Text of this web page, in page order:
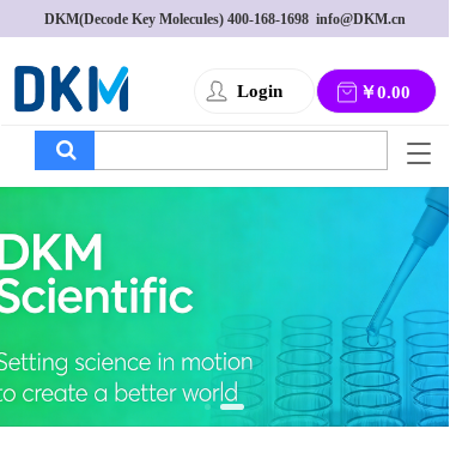
DKM(Decode Key Molecules) 400-168-1698
  info@DKM.cn
Login ￥0.00
T
g
g
l
a
v
i
g
a